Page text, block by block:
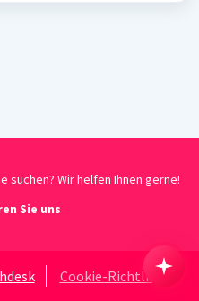
suchen? Wir helfen Ihnen gerne!
Sie uns
Cookie-Richtlinie